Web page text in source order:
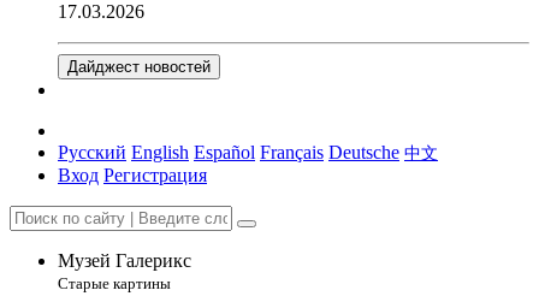
17.03.2026
Дайджест новостей
Русский English Español Français Deutsche 中文
Вход Регистрация
Музей Галерикс
Старые картины